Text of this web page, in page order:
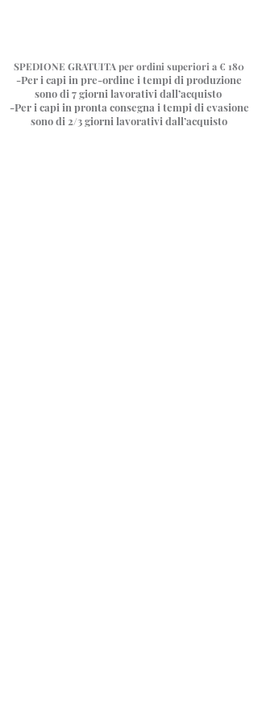
SPEDIONE GRATUITA per ordini superiori a € 180
-Per i capi in pre-ordine i tempi di produzione
sono di 7 giorni lavorativi dall’acquisto
-Per i capi in pronta consegna i tempi di evasione
sono di 2/3 giorni lavorativi dall’acquisto